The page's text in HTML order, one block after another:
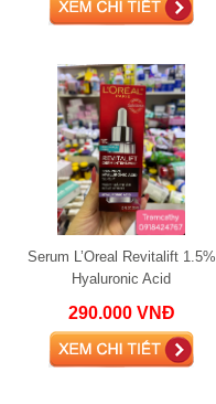
Serum L’Oreal Revitalift 1.5%
Hyaluronic Acid
290.000 VNĐ